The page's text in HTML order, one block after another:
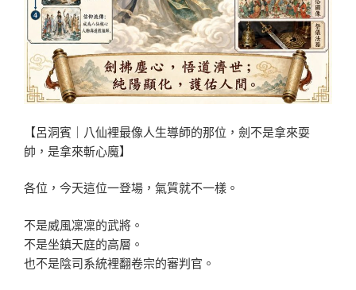
【呂洞賓｜八仙裡最像人生導師的那位，劍不是拿來耍
帥，是拿來斬心魔】
各位，今天這位一登場，氣質就不一樣。
不是威風凜凜的武將。
不是坐鎮天庭的高層。
也不是陰司系統裡翻卷宗的審判官。